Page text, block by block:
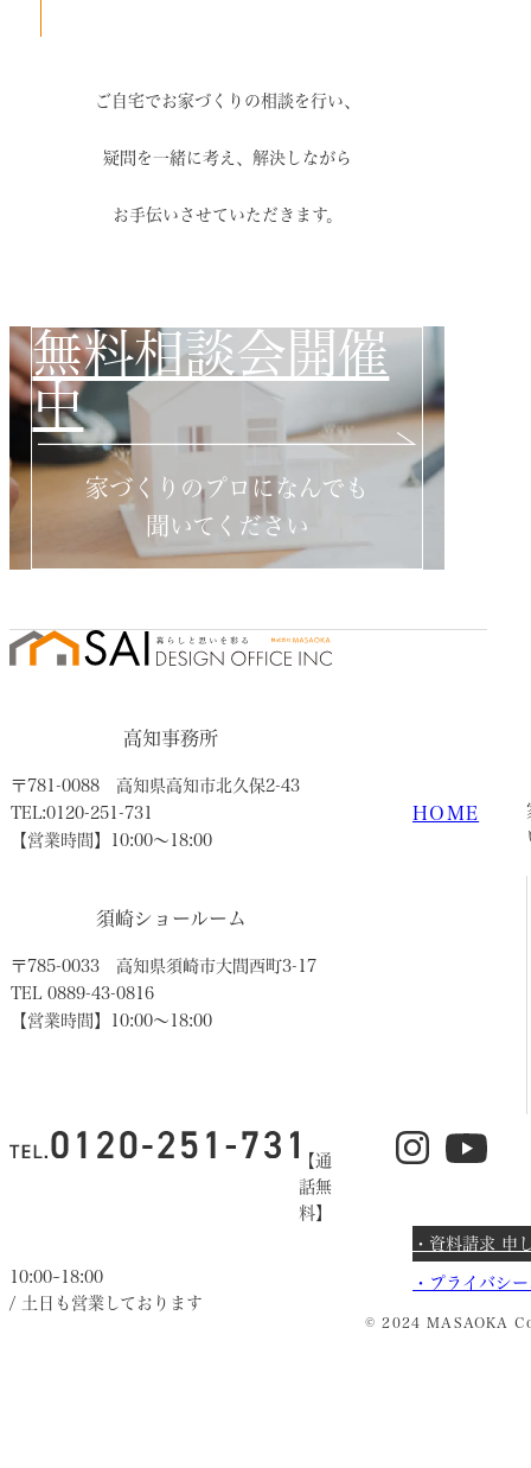
ご自宅でお家づくりの相談を行い、
疑問を一緒に考え、解決しながら
お手伝いさせていただきます。
無料相談会開催
中
家づくりのプロになんでも
聞いてください
高知事務所
〒781-0088 高知県高知市北久保2-43
TEL:0120-251-731
【営業時間】10:00〜18:00
須崎ショールーム
〒785-0033 高知県須崎市大間西町3-17
TEL 0889-43-0816
【営業時間】10:00〜18:00
【通
話無
料】
10:00~18:00
/ 土日も営業しております
HOME
・資料請求 申
・ プライバシ
© 2024 MASAOKA